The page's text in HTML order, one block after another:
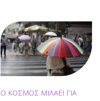
Ο ΚΟΣΜΟΣ ΜΙΛΑΕΙ ΓΙΑ